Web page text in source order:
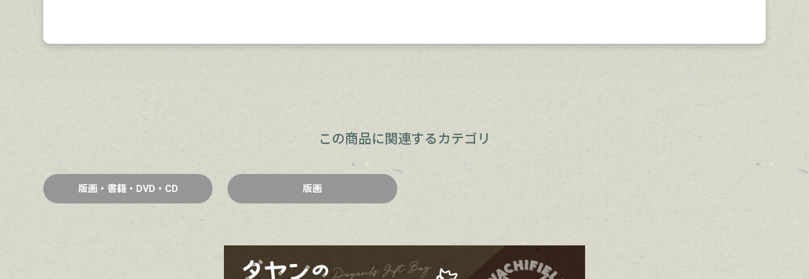
この商品に関連するカテゴリ
版画・書籍・DVD・CD 版画